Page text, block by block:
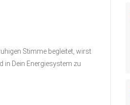
Stimme begleitet, wirst
in Dein Energiesystem zu